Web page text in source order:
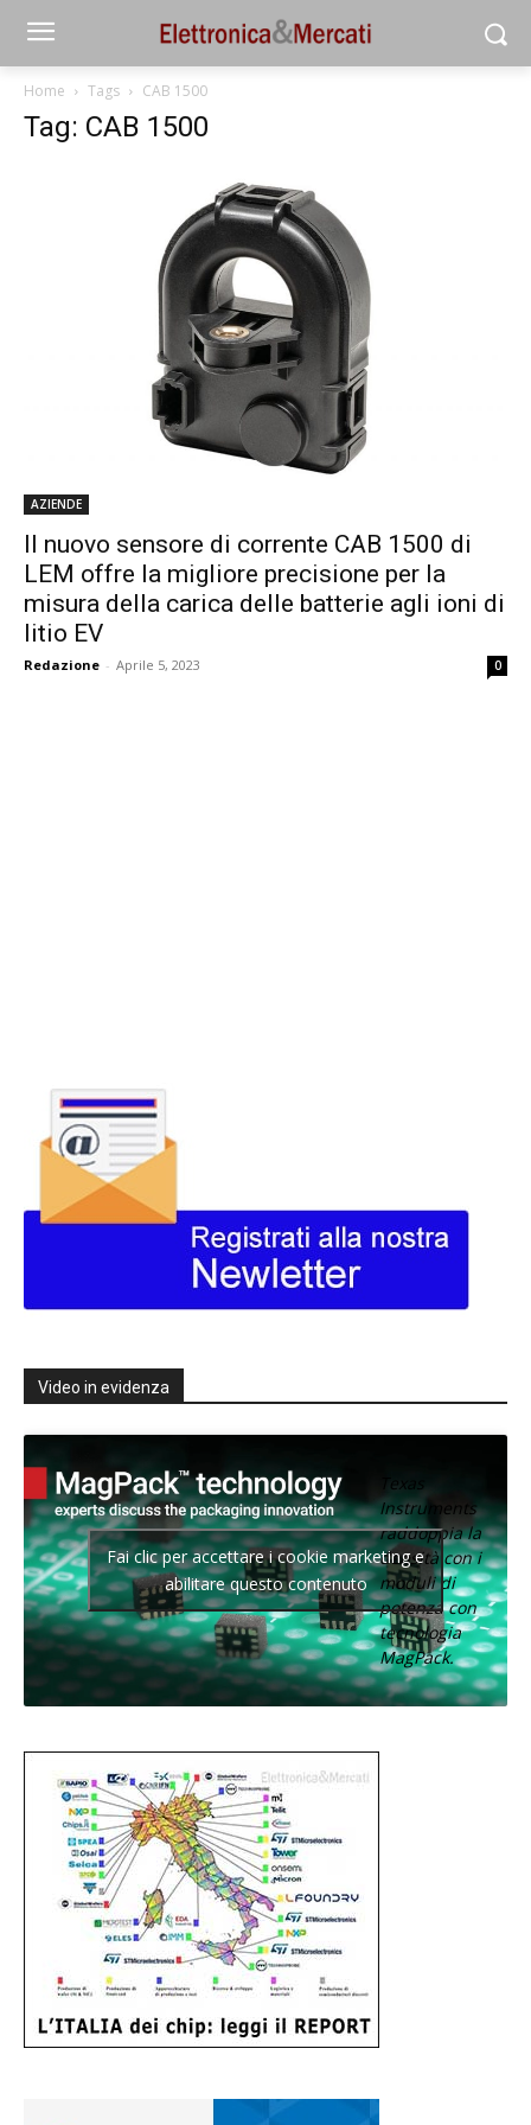
Home Tags CAB 1500
Tag: CAB 1500
AZIENDE
Il nuovo sensore di corrente CAB 1500 di
LEM offre la migliore precisione per la
misura della carica delle batterie agli ioni di
litio EV
Redazione - Aprile 5, 2023 0
Video in evidenza
Texas
Instruments
raddoppia la
densità con i
moduli di
potenza con
tecnologia
MagPack.
Fai clic per accettare i cookie marketing e
abilitare questo contenuto